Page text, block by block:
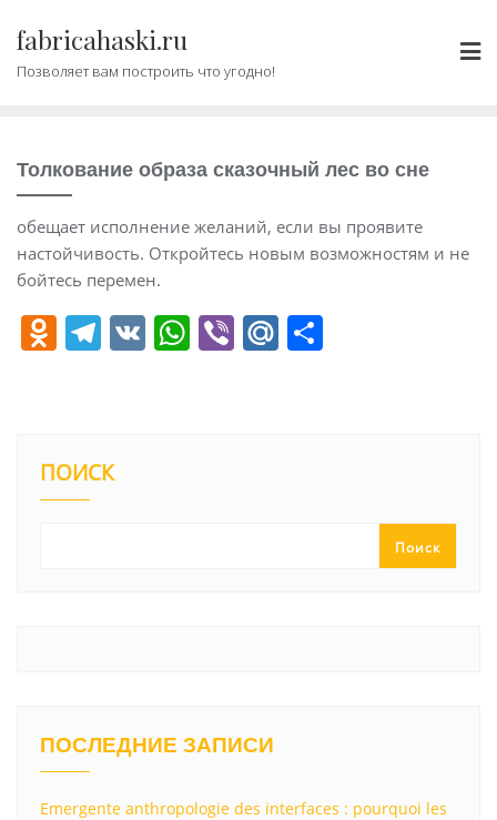
содержимому
fabricahaski.ru
Позволяет вам построить что угодно!
Толкование образа сказочный лес во сне
обещает исполнение желаний, если вы проявите
настойчивость. Откройтесь новым возможностям и не
бойтесь перемен.
O
kl
a
T
a
V W Vi M
ПОИСК
Поиск
ПОСЛЕДНИЕ ЗАПИСИ
Emergente anthropologie des interfaces : pourquoi les